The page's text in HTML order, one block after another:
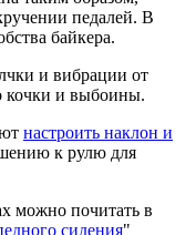
педалей. В
байкера.
и вибрации от
кочки и выбоины.
настроить наклон и
к рулю для
можно почитать в
сидения"